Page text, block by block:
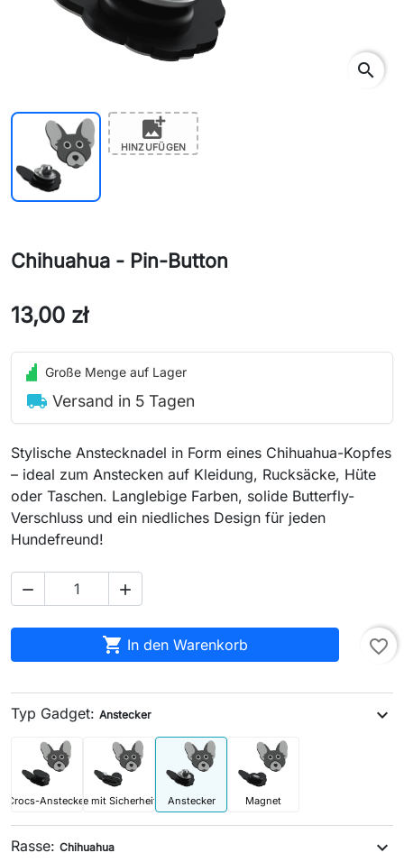
search
add_photo_alternate
HINZUFÜGEN
Chihuahua - Pin-Button
13,00 zł
Große Menge auf Lager
local_shipping Versand in 5 Tagen
Stylische Anstecknadel in Form eines Chihuahua-Kopfes
– ideal zum Anstecken auf Kleidung, Rucksäcke, Hüte
oder Taschen. Langlebige Farben, solide Butterfly-
Verschluss und ein niedliches Design für jeden
Hundefreund!
 
 In den Warenkorb favorite_border
Typ Gadget: Anstecker expand_more
Crocs-AnsteckerBrosche mit SicherheitsnadelAnstecker Magnet
Rasse: Chihuahua expand_more